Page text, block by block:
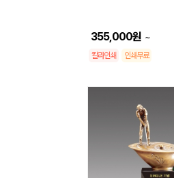
355,000원 ~
칼라인쇄 인쇄무료